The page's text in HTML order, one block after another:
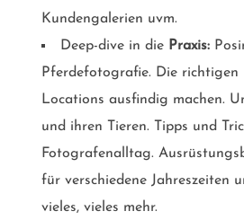
Kundengalerien uvm.
Deep-dive in die Praxis:
Pferdefotografie. Die richtigen
Locations ausfindig machen.
und ihren Tieren. Tipps und
Fotografenalltag.
für verschiedene Jahreszeiten
vieles, vieles mehr.